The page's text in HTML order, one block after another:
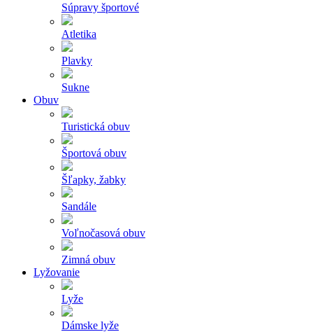
Súpravy športové
Atletika
Plavky
Sukne
Obuv
Turistická obuv
Športová obuv
Šľapky, žabky
Sandále
Voľnočasová obuv
Zimná obuv
Lyžovanie
Lyže
Dámske lyže